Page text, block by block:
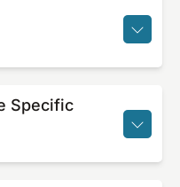
Specific